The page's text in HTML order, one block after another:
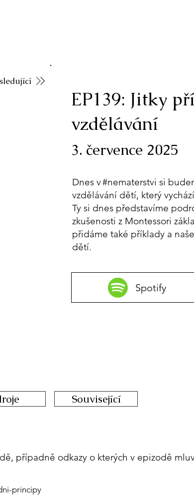
EP139: Jitky
vzdělávání
3. července 2025
Dnes v #nematerstvi si
vzdělávání dětí, který
Ty si dnes představíme
zkušenosti z Montessori
přidáme také příklady a
dětí.
Spotify
Související
případně odkazy o kterých v epizodě
principy